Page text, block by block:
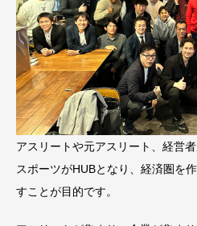
アスリートや元アスリート、経営
スポーツがHUBとなり、経済圏を
すことが目的です。